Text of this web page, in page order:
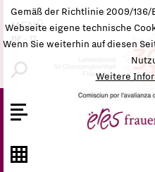
MENÜ
DE - IT
Gemäß der Richtlinie 2009/
Webseite eigene technische
Wenn Sie weiterhin auf diesen
Weitere